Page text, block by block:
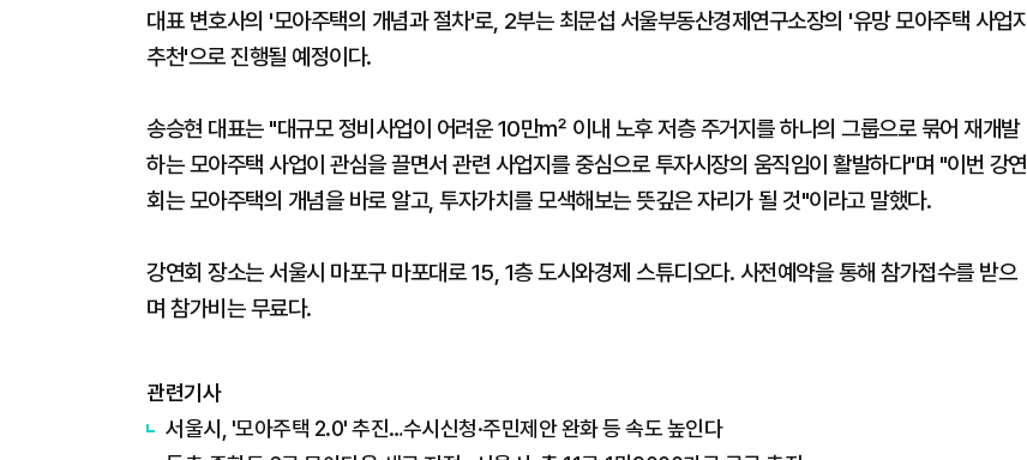
대표 변호사의 '모아주택의 개념과 절차'로, 2부는 최문섭 서울부동산경제연구소장의 '유망 모아주택 사업지
추천'으로 진행될 예정이다.
송승현 대표는 "대규모 정비사업이 어려운 10만㎡ 이내 노후 저층 주거지를 하나의 그룹으로 묶어 재개발
하는 모아주택 사업이 관심을 끌면서 관련 사업지를 중심으로 투자시장의 움직임이 활발하다"며 "이번 강연
회는 모아주택의 개념을 바로 알고, 투자가치를 모색해보는 뜻깊은 자리가 될 것"이라고 말했다.
강연회 장소는 서울시 마포구 마포대로 15, 1층 도시와경제 스튜디오다. 사전예약을 통해 참가접수를 받으
며 참가비는 무료다.
관련기사
​서울시, '모아주택 2.0' 추진…수시신청·주민제안 완화 등 속도 높인다